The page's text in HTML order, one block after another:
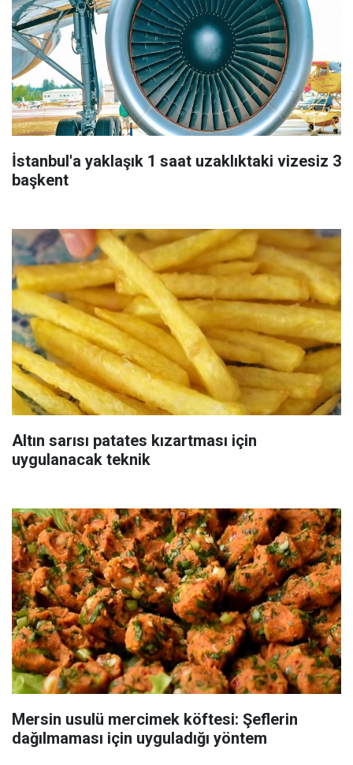
İstanbul'a yaklaşık 1 saat uzaklıktaki vizesiz 3
başkent
Altın sarısı patates kızartması için
uygulanacak teknik
Mersin usulü mercimek köftesi: Şeflerin
dağılmaması için uyguladığı yöntem